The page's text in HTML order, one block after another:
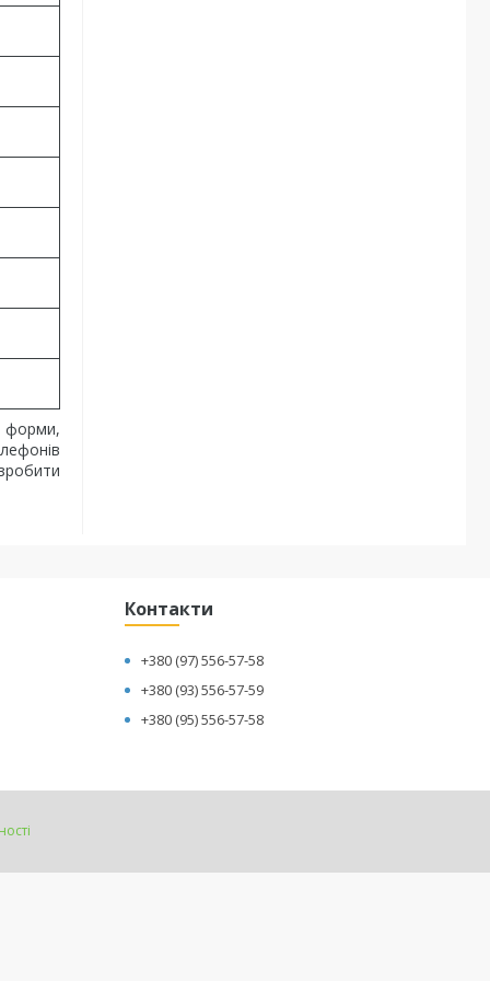
форми,
Контакти
+380 (97) 556-57-58
+380 (93) 556-57-59
+380 (95) 556-57-58